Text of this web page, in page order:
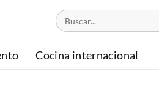
Cocina internacional